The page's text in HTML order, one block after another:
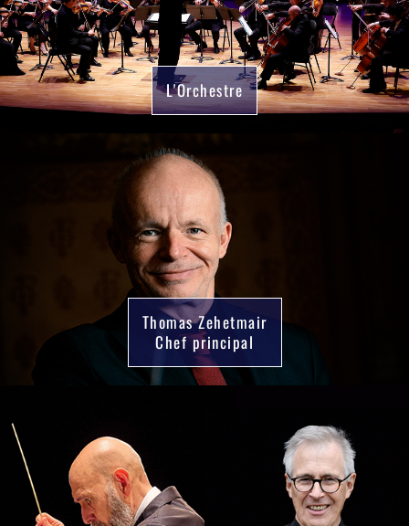
L'Orchestre
Thomas Zehetmair
Chef principal